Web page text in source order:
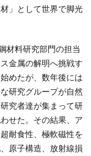
」として世界で脚光
材料研究部門の担当
金属の解明へ挑戦す
めたが、数年後には
研究グループが自然
究者達が集まって研
せた。その結果、ア
耐食性、極軟磁性を
原子構造、放射線損